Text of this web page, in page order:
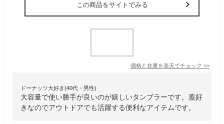
この商品をサイトでみる
価格と在庫を楽天でチェック >>
ドーナッツ大好き(40代・男性)
大容量で使い勝手が良いのが嬉しいタンブラーです。蓋好
きなのでアウトドアでも活躍する便利なアイテムです。